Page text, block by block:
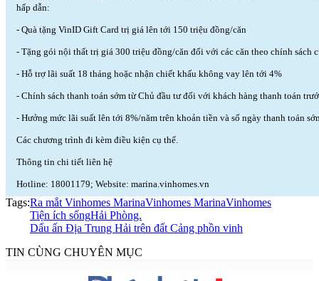
hấp dẫn:
- Quà tặng VinID Gift Card trị giá lên tới 150 triệu đồng/căn
- Tặng gói nội thất trị giá 300 triệu đồng/căn đối với các căn theo chính sách
- Hỗ trợ lãi suất 18 tháng hoặc nhận chiết khấu không vay lên tới 4%
- Chính sách thanh toán sớm từ Chủ đầu tư đối với khách hàng thanh toán
- Hưởng mức lãi suất lên tới 8%/năm trên khoản tiền và số ngày thanh toán
Các chương trình đi kèm điều kiện cụ thể.
Thông tin chi tiết liên hệ
Hotline: 18001179; Website: marina.vinhomes.vn
Tags:Ra mắt Vinhomes MarinaVinhomes MarinaVinhomes
Tiện ích sốngHải Phòng.
Dấu ấn Địa Trung Hải trên đất Cảng phồn vinh
TIN CÙNG CHUYÊN MỤC